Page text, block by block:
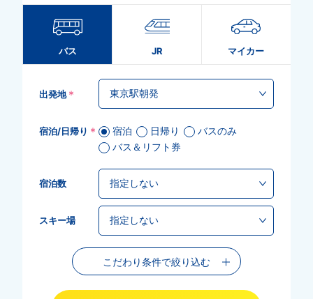
バス JR マイカー
出発地 *
宿泊/日帰り * 宿泊 日帰り
バスのみ
バス＆リフト券
宿泊数
スキー場
こだわり条件で絞り込む